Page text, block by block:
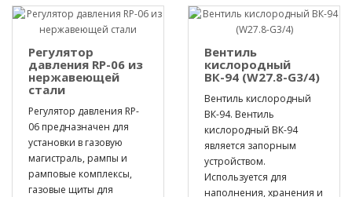
Регулятор
давления RP-06 из
нержавеющей
стали
Регулятор давления RP-
06 предназначен для
установки в газовую
магистраль, рампы и
рамповые комплексы,
газовые щиты для
Вентиль
кислородный
ВК-94 (W27.8-G3/4)
Вентиль кислородный
ВК-94. Вентиль
кислородный ВК-94
является запорным
устройством.
Используется для
наполнения, хранения и